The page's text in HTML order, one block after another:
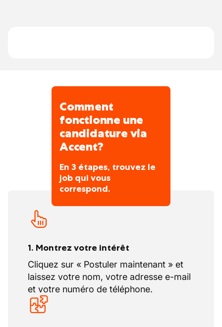
Comment
fonctionne une
candidature via
Accent?
En 3 étapes, trouvez le
job qui vous
correspond.
1. Montrez votre intérêt
Cliquez sur « Postuler maintenant » et
laissez votre nom, votre adresse e-mail
et votre numéro de téléphone.